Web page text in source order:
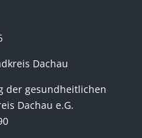
Dachau
der gesundheitlichen
Dachau e.G.